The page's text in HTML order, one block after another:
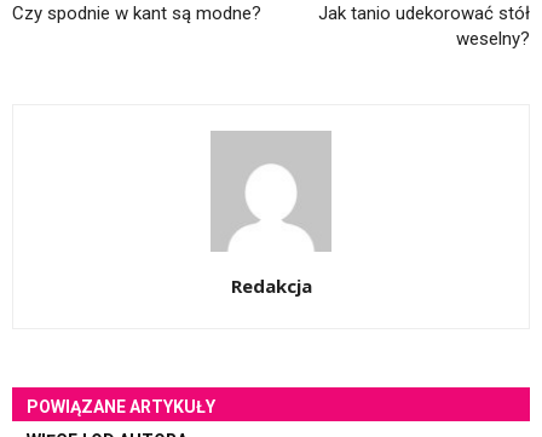
Czy spodnie w kant są modne?
Jak tanio udekorować stół
weselny?
Redakcja
POWIĄZANE ARTYKUŁY